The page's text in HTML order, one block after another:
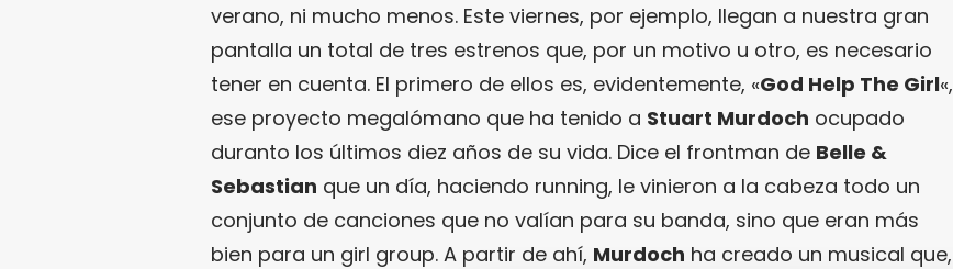
verano, ni mucho menos. Este viernes, por ejemplo, llegan a nuestra gran
pantalla un total de tres estrenos que, por un motivo u otro, es necesario
tener en cuenta. El primero de ellos es, evidentemente, «God Help The Girl«,
ese proyecto megalómano que ha tenido a Stuart Murdoch ocupado
duranto los últimos diez años de su vida. Dice el frontman de Belle &
Sebastian que un día, haciendo running, le vinieron a la cabeza todo un
conjunto de canciones que no valían para su banda, sino que eran más
bien para un girl group. A partir de ahí, Murdoch ha creado un musical que,